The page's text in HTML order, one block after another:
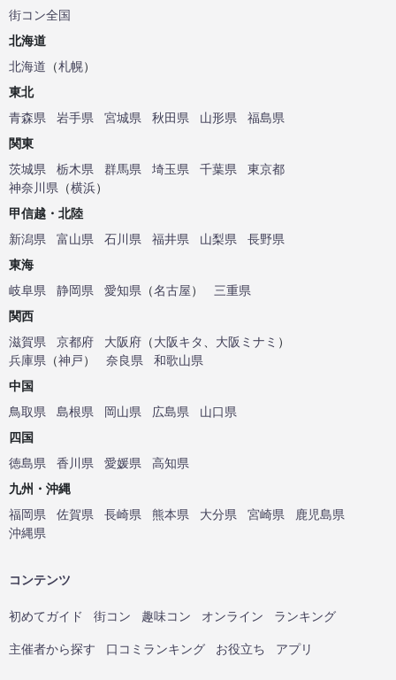
街コン全国
北海道
北海道 （札幌）
東北
青森県
岩手県 宮城県 秋田県 山形県
福島県
関東
茨城県
栃木県 群馬県 埼玉県 千葉県
東京都
神奈川県 （横浜）
甲信越・北陸
新潟県
富山県 石川県 福井県 山梨県
長野県
東海
岐阜県
静岡県 愛知県 （名古屋）
三重県
関西
滋賀県
京都府 大阪府 （大阪キタ 大阪ミナミ ）
兵庫県 （神戸） 奈良県
和歌山県
中国
鳥取県
島根県 岡山県 広島県
山口県
四国
徳島県
香川県 愛媛県
高知県
九州・沖縄
福岡県
佐賀県 長崎県 熊本県 大分県 宮崎県
鹿児島県
沖縄県
コンテンツ
初めてガイド 街コン 趣味コン オンライン ランキング
主催者から探す 口コミランキング お役立ち アプリ